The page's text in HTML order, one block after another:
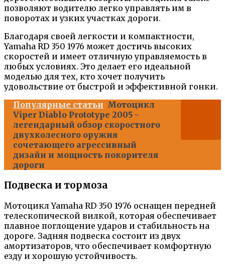
позволяют водителю легко управлять им в
поворотах и узких участках дороги.
Благодаря своей легкости и компактности,
Yamaha RD 350 1976 может достичь высоких
скоростей и имеет отличную управляемость в
любых условиях. Это делает его идеальной
моделью для тех, кто хочет получить
удовольствие от быстрой и эффективной гонки.
Популярные статьи Мотоцикл
Viper Diablo Prototype 2005 -
легендарный обзор скоростного
двухколесного оружия
сочетающего агрессивный
дизайн и мощность покорителя
дороги
Подвеска и тормоза
Мотоцикл Yamaha RD 350 1976 оснащен передней
телескопической вилкой, которая обеспечивает
плавное поглощение ударов и стабильность на
дороге. Задняя подвеска состоит из двух
амортизаторов, что обеспечивает комфортную
езду и хорошую устойчивость.